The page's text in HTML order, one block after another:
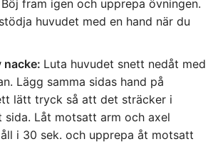
fram igen och upprepa övningen.
huvudet med en hand när du
nacke: Luta huvudet snett nedåt med
Lägg samma sidas hand på
lätt tryck så att det sträcker i
sida. Låt motsatt arm och axel
i 30 sek. och upprepa åt motsatt